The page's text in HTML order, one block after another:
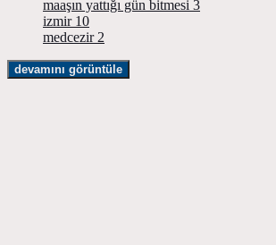
maaşın yattığı gün bitmesi 3
izmir 10
medcezir 2
devamını görüntüle